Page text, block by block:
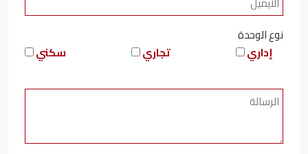
نوع الوحدة
سكني
تجاري إداري